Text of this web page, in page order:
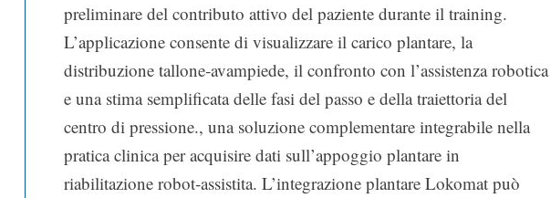
preliminare del contributo attivo del paziente durante il training.
L’applicazione consente di visualizzare il carico plantare, la
distribuzione tallone‑avampiede, il confronto con l’assistenza robotica
e una stima semplificata delle fasi del passo e della traiettoria del
centro di pressione., una soluzione complementare integrabile nella
pratica clinica per acquisire dati sull’appoggio plantare in
riabilitazione robot‑assistita. L’integrazione plantare Lokomat può